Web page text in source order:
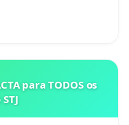
para TODOS os